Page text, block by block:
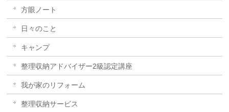
方眼ノート
日々のこと
キャンプ
整理収納アドバイザー2級認定講座
我が家のリフォーム
整理収納サービス